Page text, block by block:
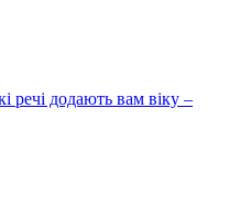
речі додають вам віку –